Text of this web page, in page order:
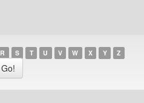
R S T U V W X Y Z